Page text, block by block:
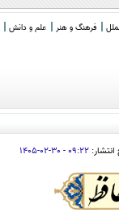
فرهنگ و هنر علم و دانش
انتشار: ۰۹:۲۲ - ۳۰-۰۲-۱۴۰۵